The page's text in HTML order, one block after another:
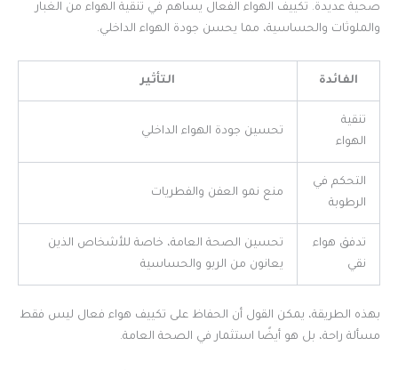
صحية عديدة. تكييف الهواء الفعال يساهم في تنقية الهواء من الغبار
والملوثات والحساسية، مما يحسن جودة الهواء الداخلي.
الفائدة التأثير
تنقية
الهواء
تحسين جودة الهواء الداخلي
التحكم في
الرطوبة
منع نمو العفن والفطريات
تدفق هواء
نقي
تحسين الصحة العامة، خاصة للأشخاص الذين
يعانون من الربو والحساسية
بهذه الطريقة، يمكن القول أن الحفاظ على تكييف هواء فعال ليس فقط
مسألة راحة، بل هو أيضًا استثمار في الصحة العامة.